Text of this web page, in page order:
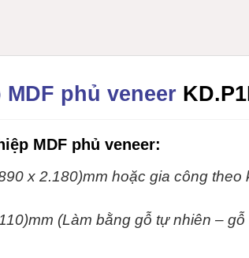
phủ veneer
MDF phủ veneer:
x 2.180)mm hoặc gia công theo
(Làm bằng gỗ tự nhiên –